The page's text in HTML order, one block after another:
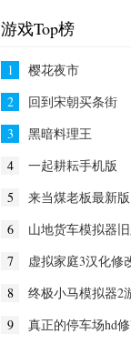
游戏Top榜
1
樱花夜市
2
回到宋朝买条街
3
黑暗料理王
4
一起耕耘手机版
5
来当煤老板最新版
6
山地货车模拟器
7
虚拟家庭3汉化修
8
终极小马模拟器2
9
真正的停车场hd